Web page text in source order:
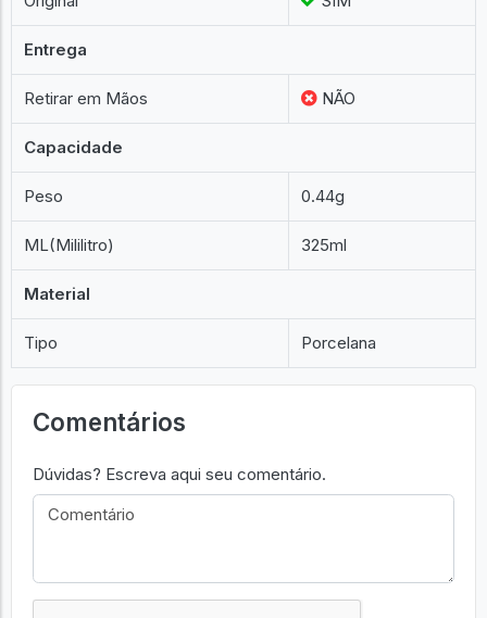
Entrega
Retirar em Mãos NÃO
Capacidade
Peso 0.44g
ML(Mililitro) 325ml
Material
Tipo Porcelana
Comentários
Dúvidas? Escreva aqui seu comentário.